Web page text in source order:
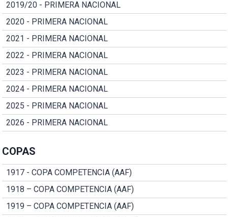
2019/20 - PRIMERA NACIONAL
2020 - PRIMERA NACIONAL
2021 - PRIMERA NACIONAL
2022 - PRIMERA NACIONAL
2023 - PRIMERA NACIONAL
2024 - PRIMERA NACIONAL
2025 - PRIMERA NACIONAL
2026 - PRIMERA NACIONAL
COPAS
1917 - COPA COMPETENCIA (AAF)
1918 – COPA COMPETENCIA (AAF)
1919 – COPA COMPETENCIA (AAF)